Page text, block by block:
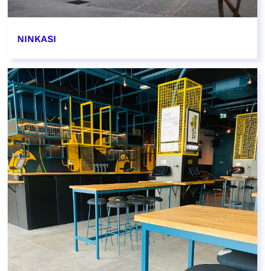
NINKASI
EN SAVOIR PLUS